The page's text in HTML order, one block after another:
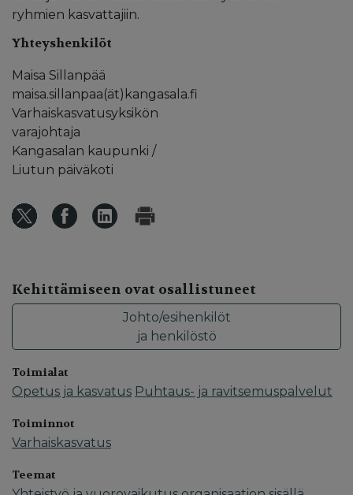
ryhmien kasvattajiin.
Yhteyshenkilöt
Maisa Sillanpää
maisa.sillanpaa(ät)kangasala.fi
Varhaiskasvatusyksikön
varajohtaja
Kangasalan kaupunki /
Liutun päiväkoti
Kehittämiseen ovat osallistuneet
Johto/esihenkilöt
ja henkilöstö
Toimialat
Opetus ja kasvatus Puhtaus- ja ravitsemuspalvelut
Toiminnot
Varhaiskasvatus
Teemat